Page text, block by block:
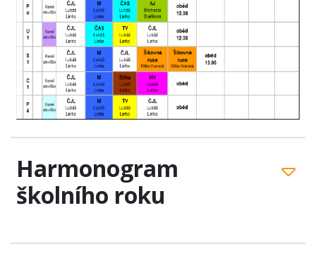
Harmonogram
školního roku